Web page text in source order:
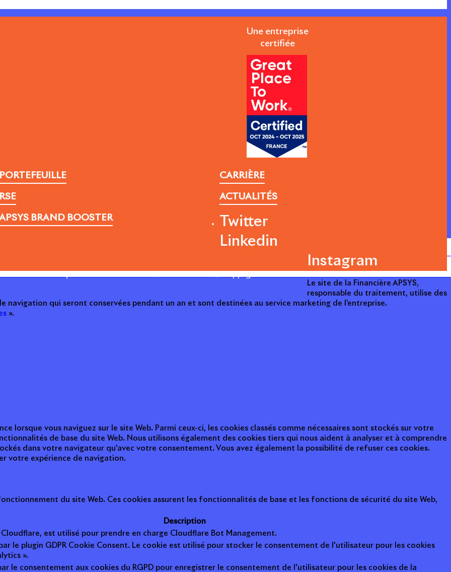
Une entreprise
certifiée
PORTEFEUILLE
RSE
BRAND BOOSTER
CARRIÈRE
ACTUALITÉS
Twitter
Linkedin
Instagram
Le site de la Financière APSYS,
responsable du traitement, utilise des
qui seront conservées pendant un an et sont destinées au service marketing de l’entreprise.
».
lorsque vous naviguez sur le site Web. Parmi ceux-ci, les cookies classés comme nécessaires sont stockés sur votre
de base du site Web. Nous utilisons également des cookies tiers qui nous aident à analyser et à comprendre
dans votre navigateur qu'avec votre consentement. Vous avez également la possibilité de refuser ces cookies.
votre expérience de navigation.
du site Web. Ces cookies assurent les fonctionnalités de base et les fonctions de sécurité du site Web,
Description
est utilisé pour prendre en charge Cloudflare Bot Management.
le plugin GDPR Cookie Consent. Le cookie est utilisé pour stocker le consentement de l'utilisateur pour les cookies
».
le consentement aux cookies du RGPD pour enregistrer le consentement de l'utilisateur pour les cookies de la